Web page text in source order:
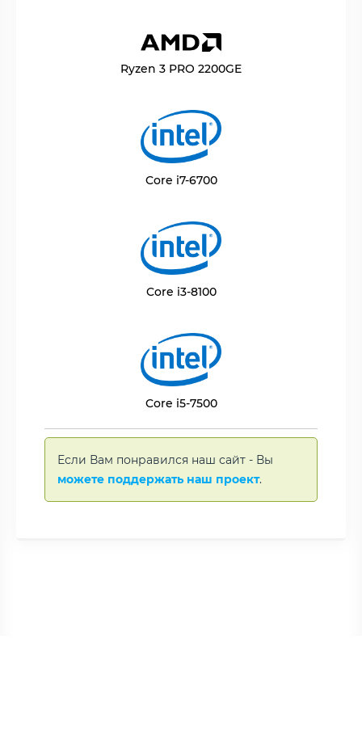
Ryzen 3 PRO 2200GE
Core i7-6700
Core i3-8100
Core i5-7500
Если Вам понравился наш сайт - Вы
можете поддержать наш проект.